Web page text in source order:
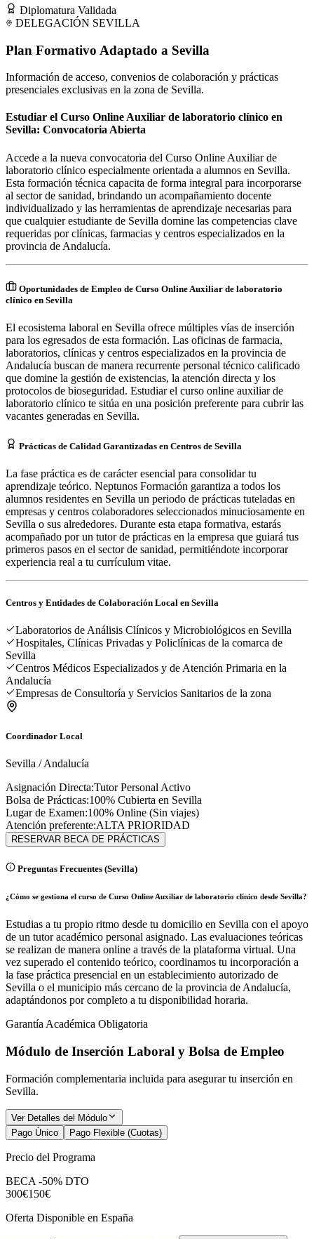
Diplomatura Validada
DELEGACIÓN SEVILLA
Plan Formativo Adaptado a Sevilla
Información de acceso, convenios de colaboración y prácticas
presenciales exclusivas en la zona de Sevilla.
Estudiar el Curso Online Auxiliar de laboratorio clínico en
Sevilla: Convocatoria Abierta
Accede a la nueva convocatoria del Curso Online Auxiliar de
laboratorio clínico especialmente orientada a alumnos en Sevilla.
Esta formación técnica capacita de forma integral para incorporarse
al sector de sanidad, brindando un acompañamiento docente
individualizado y las herramientas de aprendizaje necesarias para
que cualquier estudiante de Sevilla domine las competencias clave
requeridas por clínicas, farmacias y centros especializados en la
provincia de Andalucía.
Oportunidades de Empleo de Curso Online Auxiliar de laboratorio
clínico en Sevilla
El ecosistema laboral en Sevilla ofrece múltiples vías de inserción
para los egresados de esta formación. Las oficinas de farmacia,
laboratorios, clínicas y centros especializados en la provincia de
Andalucía buscan de manera recurrente personal técnico calificado
que domine la gestión de existencias, la atención directa y los
protocolos de bioseguridad. Estudiar el curso online auxiliar de
laboratorio clínico te sitúa en una posición preferente para cubrir las
vacantes generadas en Sevilla.
Prácticas de Calidad Garantizadas en Centros de Sevilla
La fase práctica es de carácter esencial para consolidar tu
aprendizaje teórico. Neptunos Formación garantiza a todos los
alumnos residentes en Sevilla un periodo de prácticas tuteladas en
empresas y centros colaboradores seleccionados minuciosamente en
Sevilla o sus alrededores. Durante esta etapa formativa, estarás
acompañado por un tutor de prácticas en la empresa que guiará tus
primeros pasos en el sector de sanidad, permitiéndote incorporar
experiencia real a tu currículum vitae.
Centros y Entidades de Colaboración Local en Sevilla
Laboratorios de Análisis Clínicos y Microbiológicos en Sevilla
Hospitales, Clínicas Privadas y Policlínicas de la comarca de
Sevilla
Centros Médicos Especializados y de Atención Primaria en la
Andalucía
Empresas de Consultoría y Servicios Sanitarios de la zona
Coordinador Local
Sevilla /Andalucía
Asignación Directa:Tutor Personal Activo
Bolsa de Prácticas:100% Cubierta en Sevilla
Lugar de Examen:100% Online (Sin viajes)
Atención preferente:ALTA PRIORIDAD
RESERVAR BECA DE PRÁCTICAS
Preguntas Frecuentes (Sevilla)
¿Cómo se gestiona el curso de Curso Online Auxiliar de laboratorio clínico desde Sevilla?
Estudias a tu propio ritmo desde tu domicilio en Sevilla con el apoyo
de un tutor académico personal asignado. Las evaluaciones teóricas
se realizan de manera online a través de la plataforma virtual. Una
vez superado el contenido teórico, coordinamos tu incorporación a
la fase práctica presencial en un establecimiento autorizado de
Sevilla o el municipio más cercano de la provincia de Andalucía,
adaptándonos por completo a tu disponibilidad horaria.
Garantía Académica Obligatoria
Módulo de Inserción Laboral y Bolsa de Empleo
Formación complementaria incluida para asegurar tu inserción en
Sevilla.
Ver Detalles del Módulo
Pago Único
Pago Flexible (Cuotas)
Precio del Programa
BECA -50% DTO
300€150€
Oferta Disponible en España